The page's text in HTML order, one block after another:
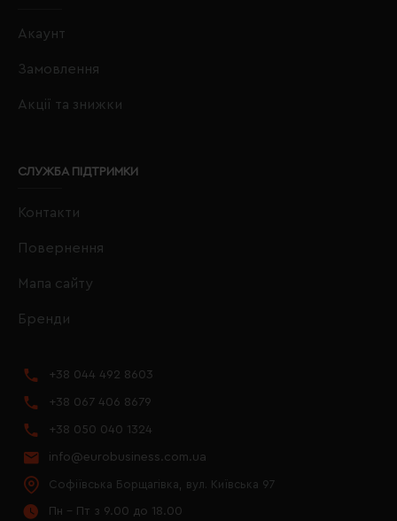
Акаунт
Замовлення
Акції та знижки
СЛУЖБА ПІДТРИМКИ
Контакти
Повернення
Мапа сайту
Бренди
+38 044 492 8603
+38 067 406 8679
+38 050 040 1324
info@eurobusiness.com.ua
Софіївська Борщагівка, вул. Київська 97
Пн - Пт з 9.00 до 18.00